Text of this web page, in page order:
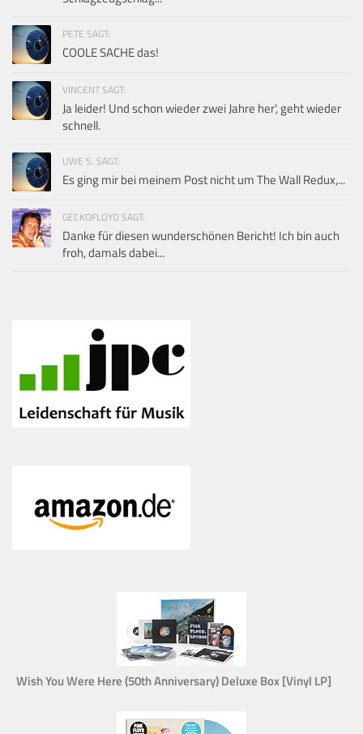
PETE SAGT:
COOLE SACHE das!
VINCENT SAGT:
Ja leider! Und schon wieder zwei Jahre her', geht wieder
schnell.
UWE S. SAGT:
Es ging mir bei meinem Post nicht um The Wall Redux,...
GECKOFLOYD SAGT:
Danke für diesen wunderschönen Bericht! Ich bin auch
froh, damals dabei...
Wish You Were Here (50th Anniversary) Deluxe Box [Vinyl LP]